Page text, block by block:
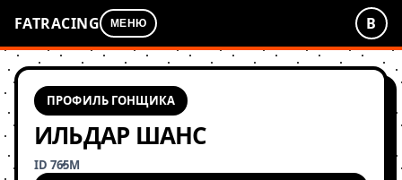
FATRACING МЕНЮ В
ПРОФИЛЬ ГОНЩИКА
ИЛЬДАР ШАНС
ID 765М